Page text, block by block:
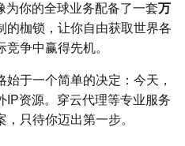
为你的全球业务配备了一套万
枷锁，让你自由获取世界各
争中赢得先机。
于一个简单的决定：今天，
IP资源。穿云代理等专业服务
只待你迈出第一步。